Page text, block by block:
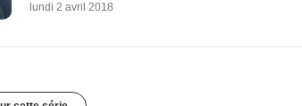
lundi 2 avril 2018